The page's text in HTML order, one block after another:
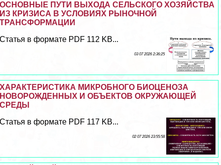
ОСНОВНЫЕ ПУТИ ВЫХОДА СЕЛЬСКОГО ХОЗЯЙСТВА
ИЗ КРИЗИСА В УСЛОВИЯХ РЫНОЧНОЙ
ТРАНСФОРМАЦИИ
Статья в формате PDF 112 KB...
03 07 2026 2:36:25
ХАРАКТЕРИСТИКА МИКРОБНОГО БИОЦЕНОЗА
НОВОРОЖДЕННЫХ И ОБЪЕКТОВ ОКРУЖАЮЩЕЙ
СРЕДЫ
Статья в формате PDF 117 KB...
02 07 2026 23:55:58